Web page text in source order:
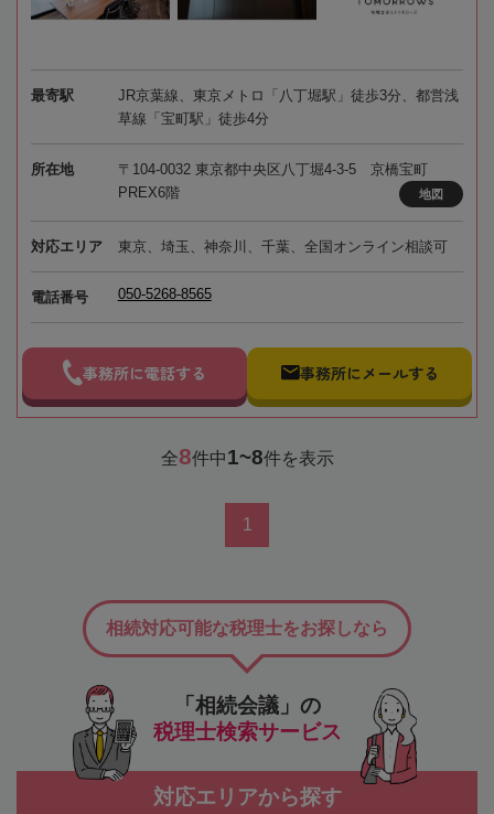
最寄駅
JR京葉線、東京メトロ「八丁堀駅」徒歩3分、都営浅
草線「宝町駅」徒歩4分
所在地
〒104-0032 東京都中央区八丁堀4-3-5 京橋宝町
PREX6階
地図
対応エリア 東京、埼玉、神奈川、千葉、全国オンライン相談可
電話番号 050-5268-8565
事務所に電話する 事務所にメールする
全8件中1~8件を表示
1
「相続会議」の
税理士検索サービス
相続対応可能な税理士をお探しなら
対応エリアから探す